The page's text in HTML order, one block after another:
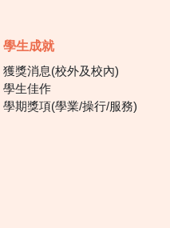
學生成就
獲獎消息(校外及校內)
學生佳作
學期獎項(學業/操行/服務)